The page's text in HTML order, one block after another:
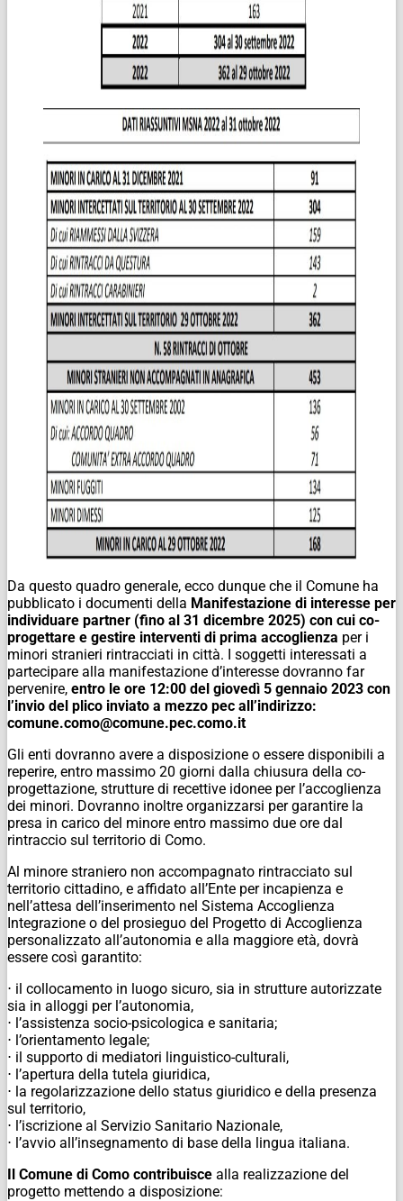
Da questo quadro generale, ecco dunque che il Comune ha
pubblicato i documenti della Manifestazione di interesse per
individuare partner (fino al 31 dicembre 2025) con cui co-
progettare e gestire interventi di prima accoglienza per i
minori stranieri rintracciati in città. I soggetti interessati a
partecipare alla manifestazione d’interesse dovranno far
pervenire, entro le ore 12:00 del giovedì 5 gennaio 2023 con
l’invio del plico inviato a mezzo pec all’indirizzo:
comune.como@comune.pec.como.it
Gli enti dovranno avere a disposizione o essere disponibili a
reperire, entro massimo 20 giorni dalla chiusura della co-
progettazione, strutture di recettive idonee per l’accoglienza
dei minori. Dovranno inoltre organizzarsi per garantire la
presa in carico del minore entro massimo due ore dal
rintraccio sul territorio di Como.
Al minore straniero non accompagnato rintracciato sul
territorio cittadino, e affidato all’Ente per incapienza e
nell’attesa dell’inserimento nel Sistema Accoglienza
Integrazione o del prosieguo del Progetto di Accoglienza
personalizzato all’autonomia e alla maggiore età, dovrà
essere così garantito:
⋅ il collocamento in luogo sicuro, sia in strutture autorizzate
sia in alloggi per l’autonomia,
⋅ l’assistenza socio-psicologica e sanitaria;
⋅ l’orientamento legale;
⋅ il supporto di mediatori linguistico-culturali,
⋅ l’apertura della tutela giuridica,
⋅ la regolarizzazione dello status giuridico e della presenza
sul territorio,
⋅ l’iscrizione al Servizio Sanitario Nazionale,
⋅ l’avvio all’insegnamento di base della lingua italiana.
Il Comune di Como contribuisce alla realizzazione del
progetto mettendo a disposizione: